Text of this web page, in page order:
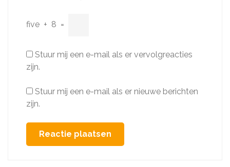
five + 8 =
Stuur mij een e-mail als er vervolgreacties
zijn.
Stuur mij een e-mail als er nieuwe berichten
zijn.